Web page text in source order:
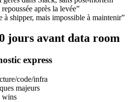
après la levée”
à shipper, mais impossible à maintenir”
jours avant data room
express
code/infra
majeurs
wins